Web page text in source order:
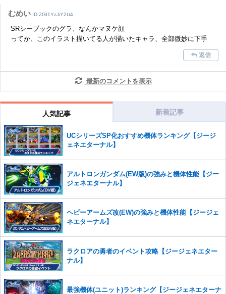
った場合は、法的措置をとらせていただく場合もございますので、あら
むめい ID:ZGI1YzJiY2U4
SRシーブックのグラ、なんかマヌケ顔
ってか、このイラスト描いてる人が描いたキャラ、全部微妙に下手
返信
最新のコメントを表示
人気記事 新着記事
UCシリーズSP化おすすめ機体ランキング【ジージ
ェネエターナル】
アルトロンガンダム(EW版)の強みと機体性能【ジー
ジェネエターナル】
ヘビーアームズ改(EW)の強みと機体性能【ジージェ
ネエターナル】
ラクロアの勇者のイベント攻略【ジージェネエター
ナル】
最強機体(ユニット)ランキング【ジージェネエターナ